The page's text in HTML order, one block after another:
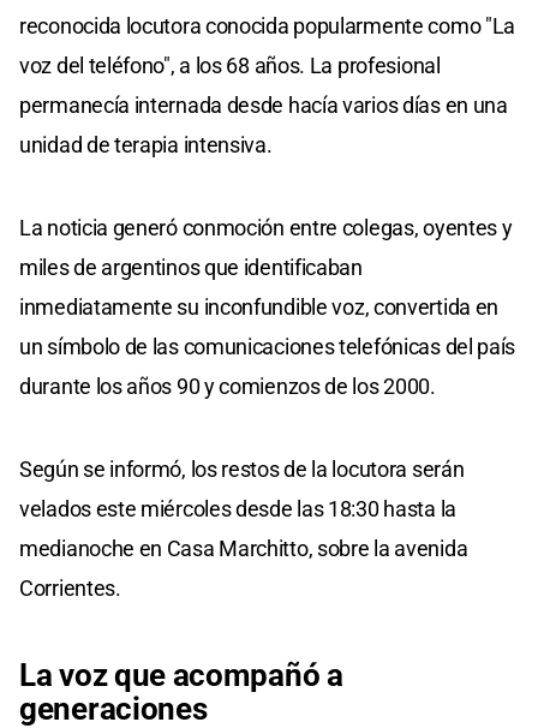
reconocida locutora conocida popularmente como "La
voz del teléfono", a los 68 años. La profesional
permanecía internada desde hacía varios días en una
unidad de terapia intensiva.
La noticia generó conmoción entre colegas, oyentes y
miles de argentinos que identificaban
inmediatamente su inconfundible voz, convertida en
un símbolo de las comunicaciones telefónicas del país
durante los años 90 y comienzos de los 2000.
Según se informó, los restos de la locutora serán
velados este miércoles desde las 18:30 hasta la
medianoche en Casa Marchitto, sobre la avenida
Corrientes.
La voz que acompañó a
generaciones